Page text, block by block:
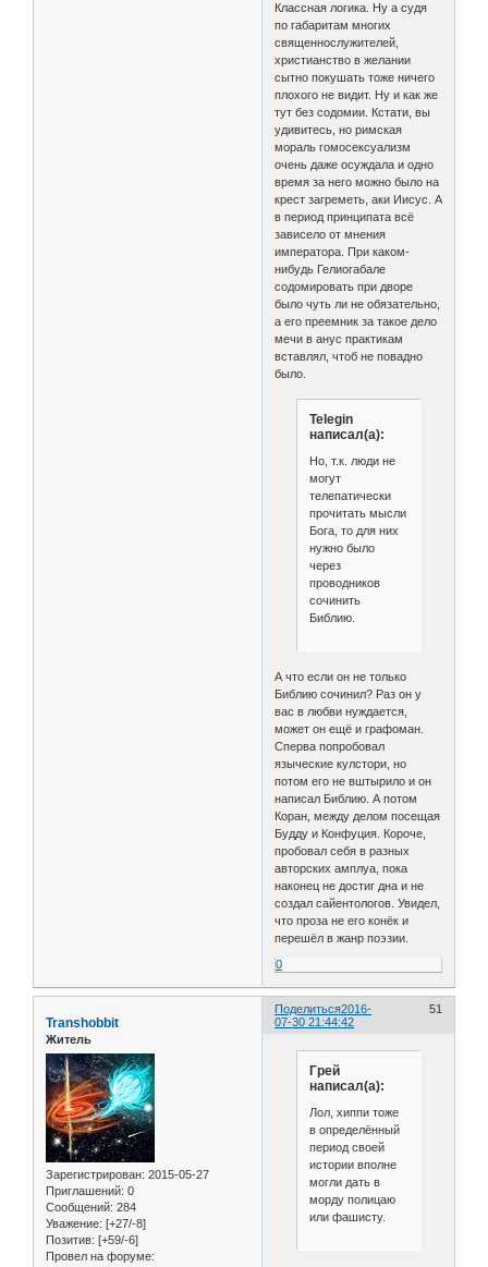
Классная логика. Ну а судя
по габаритам многих
священнослужителей,
христианство в желании
сытно покушать тоже ничего
плохого не видит. Ну и как же
тут без содомии. Кстати, вы
удивитесь, но римская
мораль гомосексуализм
очень даже осуждала и одно
время за него можно было на
крест загреметь, аки Иисус. А
в период принципата всё
зависело от мнения
императора. При каком-
нибудь Гелиогабале
содомировать при дворе
было чуть ли не обязательно,
а его преемник за такое дело
мечи в анус практикам
вставлял, чтоб не повадно
было.
Telegin
написал(а):
Но, т.к. люди не
могут
телепатически
прочитать мысли
Бога, то для них
нужно было
через
проводников
сочинить
Библию.
А что если он не только
Библию сочинил? Раз он у
вас в любви нуждается,
может он ещё и графоман.
Сперва попробовал
языческие кулстори, но
потом его не вштырило и он
написал Библию. А потом
Коран, между делом посещая
Будду и Конфуция. Короче,
пробовал себя в разных
авторских амплуа, пока
наконец не достиг дна и не
создал сайентологов. Увидел,
что проза не его конёк и
перешёл в жанр поэзии.
0
Поделиться 51
2016-
07-30 21:44:42
Transhobbit
Житель
Зарегистрирован: 2015-05-27
Приглашений: 0
Сообщений: 284
Уважение: [+27/-8]
Позитив: [+59/-6]
Провел на форуме:
Грей
написал(а):
Лол, хиппи тоже
в определённый
период своей
истории вполне
могли дать в
морду полицаю
или фашисту.